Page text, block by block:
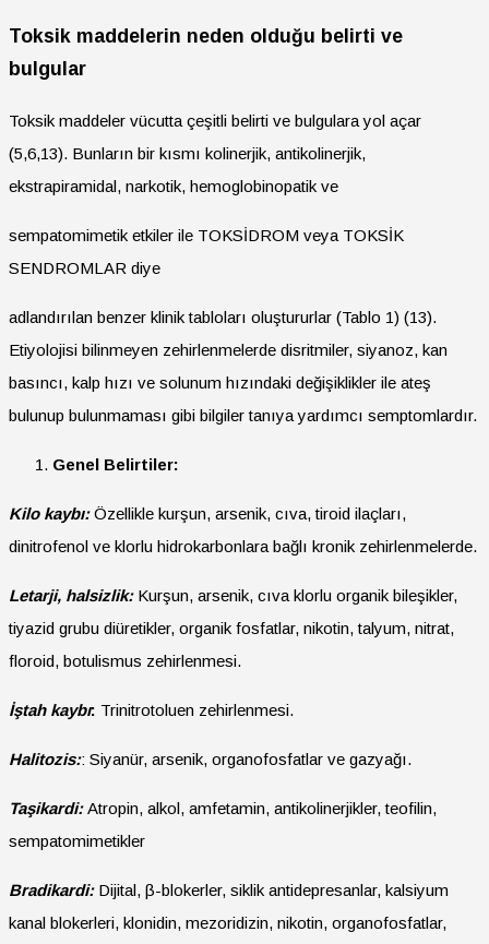
Toksik maddelerin neden olduğu belirti ve
bulgular
Toksik maddeler vücutta çeşitli belirti ve bulgulara yol açar
(5,6,13). Bunların bir kısmı kolinerjik, antikolinerjik,
ekstrapiramidal, narkotik, hemoglobinopatik ve
sempatomimetik etkiler ile TOKSİDROM veya TOKSİK
SENDROMLAR diye
adlandırılan benzer klinik tabloları oluştururlar (Tablo 1) (13).
Etiyolojisi bilinmeyen zehirlenmelerde disritmiler, siyanoz, kan
basıncı, kalp hızı ve solunum hızındaki değişiklikler ile ateş
bulunup bulunmaması gibi bilgiler tanıya yardımcı semptomlardır.
Genel Belirtiler:
Kilo kaybı:Özellikle kurşun, arsenik, cıva, tiroid ilaçları,
dinitrofenol ve klorlu hidrokarbonlara bağlı kronik zehirlenmelerde.
Letarji, halsizlik:Kurşun, arsenik, cıva klorlu organik bileşikler,
tiyazid grubu diüretikler, organik fosfatlar, nikotin, talyum, nitrat,
floroid, botulismus zehirlenmesi.
İştah kaybı: Trinitrotoluen zehirlenmesi.
Halitozis:: Siyanür, arsenik, organofosfatlar ve gazyağı.
Taşikardi: Atropin, alkol, amfetamin, antikolinerjikler, teofilin,
sempatomimetikler
Bradikardi: Dijital, β-blokerler, siklik antidepresanlar, kalsiyum
kanal blokerleri, klonidin, mezoridizin, nikotin, organofosfatlar,